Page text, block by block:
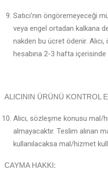
Satıcı’nın öngöremeyeceği
veya engel ortadan kalkana
nakden bu ücret ödenir.
hesabına 2-3 hafta içerisinde
ALICININ ÜRÜNÜ KONTROL
Alıcı, sözleşme konusu mal/
almayacaktır. Teslim alınan
kullanılacaksa mal/hizmet
CAYMA HAKKI: